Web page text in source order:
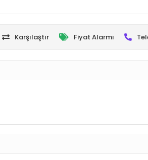
Karşılaştır Fiyat Alarmı